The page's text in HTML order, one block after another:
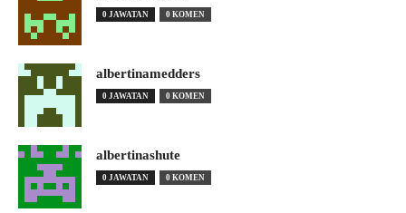
0 JAWATAN 0 KOMEN
albertinamedders
0 JAWATAN 0 KOMEN
albertinashute
0 JAWATAN 0 KOMEN